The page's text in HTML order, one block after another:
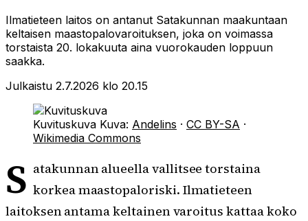
Ilmatieteen laitos on antanut Satakunnan maakuntaan
keltaisen maastopalovaroituksen, joka on voimassa
torstaista 20. lokakuuta aina vuorokauden loppuun
saakka.
Julkaistu 2.7.2026 klo 20.15
Kuvituskuva Kuva: Andelins · CC BY-SA ·
Wikimedia Commons
S atakunnan alueella vallitsee torstaina
korkea maastopaloriski. Ilmatieteen
laitoksen antama keltainen varoitus kattaa koko